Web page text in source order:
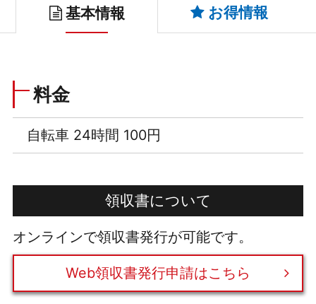
基本情報 お得情報
料金
自転車 24時間 100円
領収書について
オンラインで領収書発行が可能です。
Web領収書発行申請はこちら